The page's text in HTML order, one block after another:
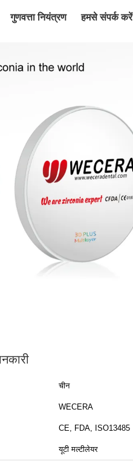
गुणवत्ता नियंत्रण हमसे संपर्क करें
चीन
WECERA
CE, FDA, ISO13485
यूटी मल्टीलेयर